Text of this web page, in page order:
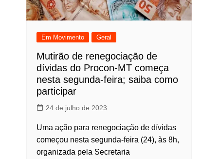
Em Movimento Geral
Mutirão de renegociação de
dívidas do Procon-MT começa
nesta segunda-feira; saiba como
participar
24 de julho de 2023
Uma ação para renegociação de dívidas
começou nesta segunda-feira (24), às 8h,
organizada pela Secretaria